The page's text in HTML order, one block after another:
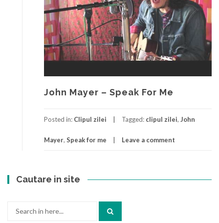
John Mayer – Speak For Me
Posted in: Clipul zilei Tagged: clipul zilei, John
Mayer, Speak for me Leave a comment
Cautare in site